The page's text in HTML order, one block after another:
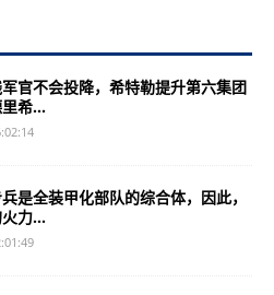
官不会投降，希特勒提升第六集团
希...
是全装甲化部队的综合体，因此，
力...